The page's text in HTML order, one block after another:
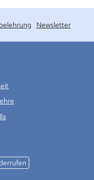
Newsletter